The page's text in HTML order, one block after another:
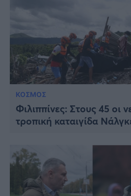
ΚΟΣΜΟΣ
Φιλιππίνες: Στους 45 οι
τροπική καταιγίδα